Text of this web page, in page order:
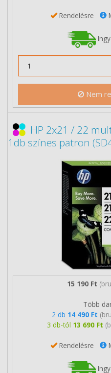
Rendelésre
Nem
HP 2x21 / 22
1db színes patron
15 190 Ft
Több
2 db 14 490 Ft
3 db-tól 13 690 Ft
Rendelésre